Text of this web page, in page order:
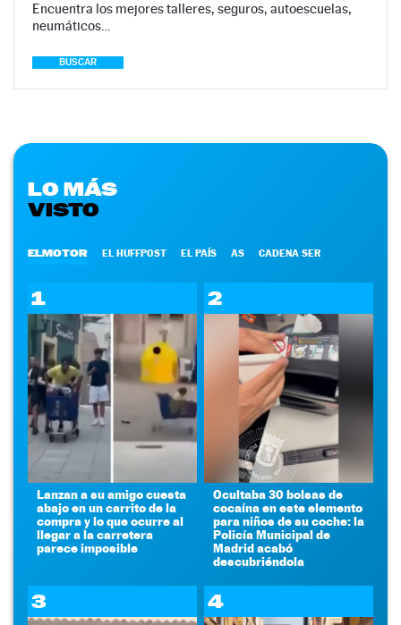
Encuentra los mejores talleres, seguros, autoescuelas,
neumáticos…
BUSCAR
LO MÁS
VISTO
ELMOTOR EL HUFFPOST EL PAÍS AS CADENA SER
1
Lanzan a su amigo cuesta
abajo en un carrito de la
compra y lo que ocurre al
llegar a la carretera
parece imposible
2
Ocultaba 30 bolsas de
cocaína en este elemento
para niños de su coche: la
Policía Municipal de
Madrid acabó
descubriéndola
3 4